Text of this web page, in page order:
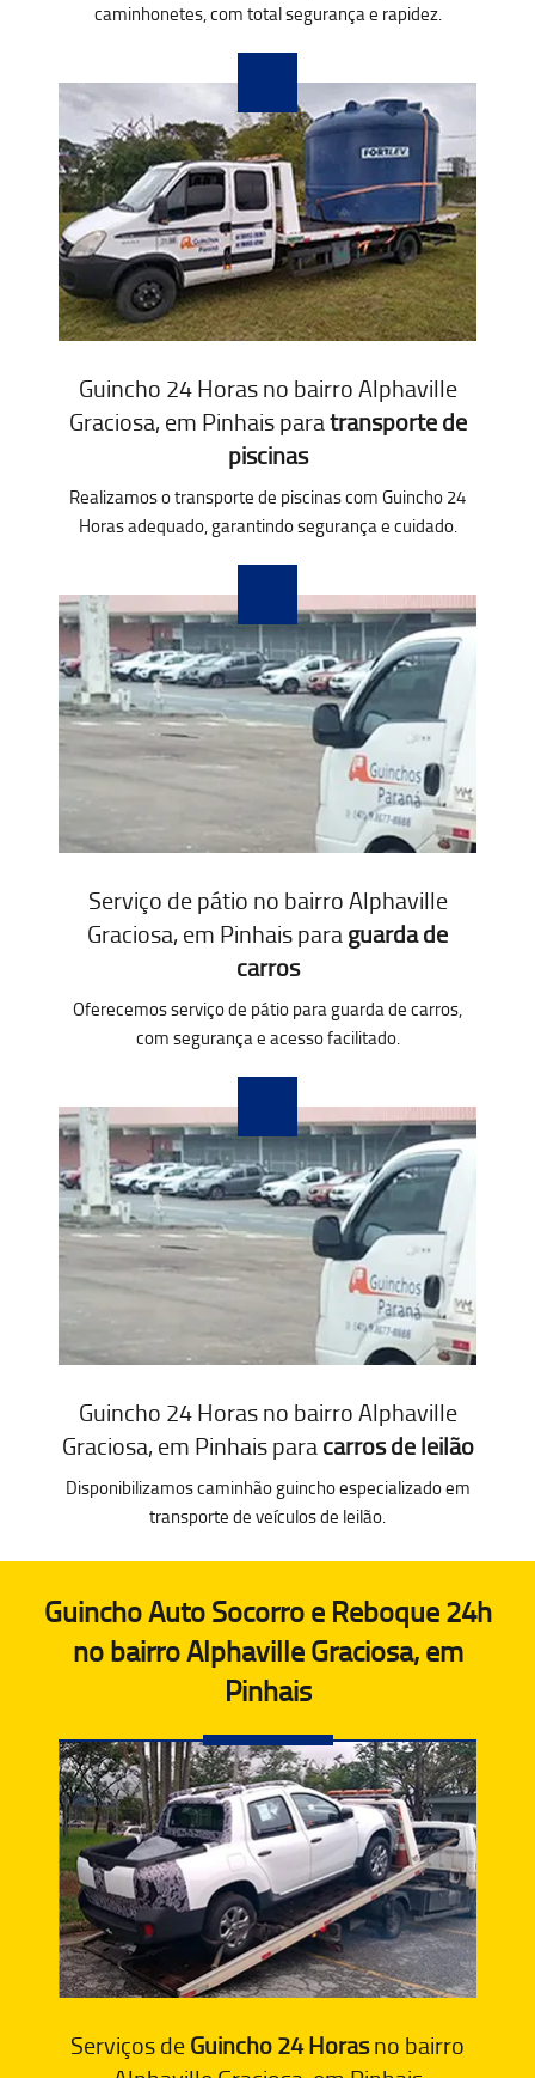
caminhonetes, com total segurança e rapidez.
Guincho 24 Horas no bairro Alphaville
Graciosa, em Pinhais paratransporte de
piscinas
Realizamos o transporte de piscinas com Guincho 24
Horas adequado, garantindo segurança e cuidado.
Serviço de pátio no bairro Alphaville
Graciosa, em Pinhais paraguarda de
carros
Oferecemos serviço de pátio para guarda de carros,
com segurança e acesso facilitado.
Guincho 24 Horas no bairro Alphaville
Graciosa, em Pinhais paracarros de leilão
Disponibilizamos caminhão guincho especializado em
transporte de veículos de leilão.
Guincho Auto Socorro e Reboque 24h
no bairro Alphaville Graciosa, em
Pinhais
Serviços deGuincho 24 Horasno bairro